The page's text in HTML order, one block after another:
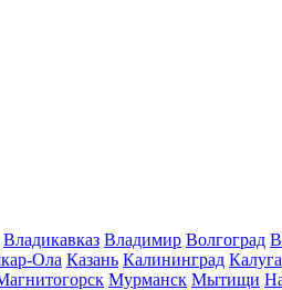
Владикавказ Владимир Волгоград
Ола Казань Калининград Калуга
Мурманск Мытищи